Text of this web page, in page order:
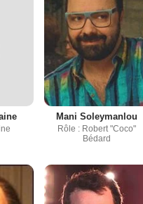
Mani Soleymanlou
Rôle : Robert "Coco"
Bédard